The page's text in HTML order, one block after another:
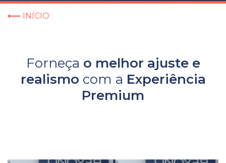
INÍCIO
Forneça o melhor ajuste e
realismo com a Experiência
Premium